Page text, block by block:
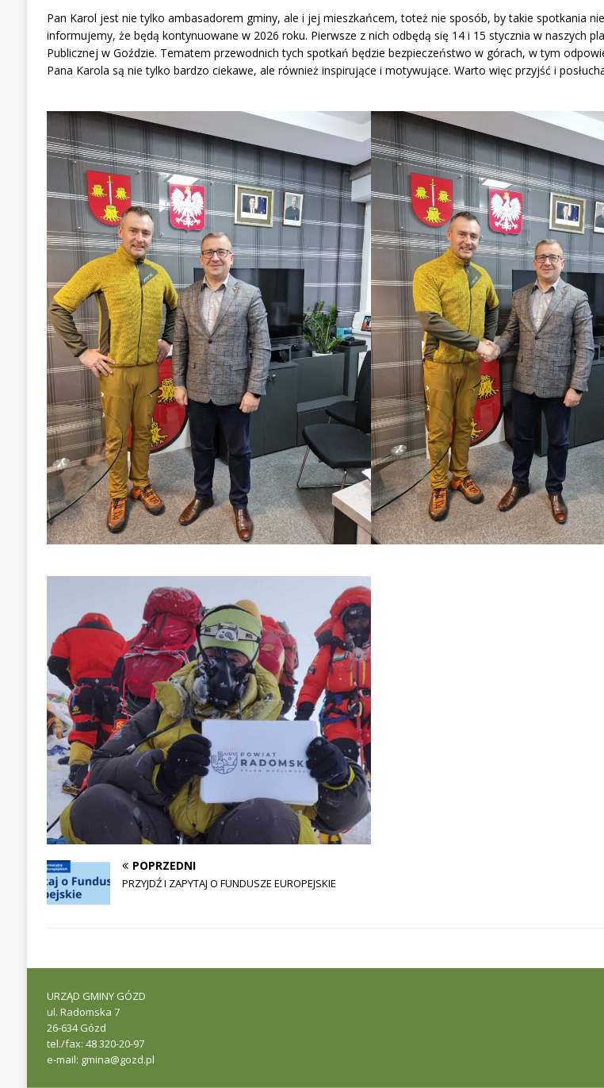
Pan Karol jest nie tylko ambasadorem gminy, ale i jej mieszkańcem, toteż nie sposób, by takie spotkania
informujemy, że będą kontynuowane w 2026 roku. Pierwsze z nich odbędą się 14 i 15 stycznia w naszych
Publicznej w Goździe. Tematem przewodnich tych spotkań będzie bezpieczeństwo w górach, w tym
Pana Karola są nie tylko bardzo ciekawe, ale również inspirujące i motywujące. Warto więc przyjść i
POPRZEDNI
PRZYJDŹ I ZAPYTAJ O FUNDUSZE EUROPEJSKIE
URZĄD GMINY GÓZD
ul. Radomska 7
26-634 Gózd
tel./fax: 48 320-20-97
e-mail: gmina@gozd.pl